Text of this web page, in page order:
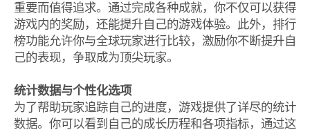
重要而值得追求。通过完成各种成就，你不仅可以获得
游戏内的奖励，还能提升自己的游戏体验。此外，排行
榜功能允许你与全球玩家进行比较，激励你不断提升自
己的表现，争取成为顶尖玩家。
统计数据与个性化选项
为了帮助玩家追踪自己的进度，游戏提供了详尽的统计
数据。你可以看到自己的成长历程和各项指标，通过这